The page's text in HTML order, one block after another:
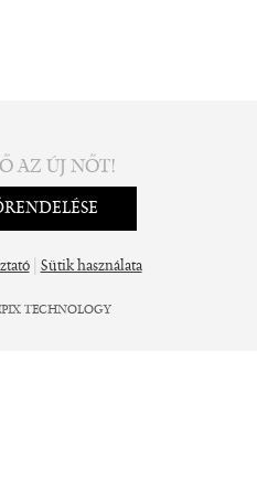
AZ ÚJ NŐT!
| Sütik használata
TECHNOLOGY